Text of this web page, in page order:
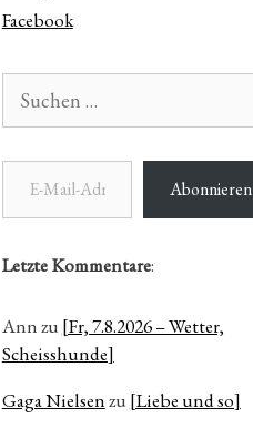
Facebook
nach:
E-Mail-Adresse
Abonnieren
Letzte Kommentare:
Annzu [Fr, 7.8.2026 – Wetter,
Scheisshunde]
Gaga Nielsenzu [Liebe und so]